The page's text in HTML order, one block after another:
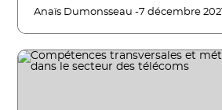
Anaïs Dumonsseau -7 décembre